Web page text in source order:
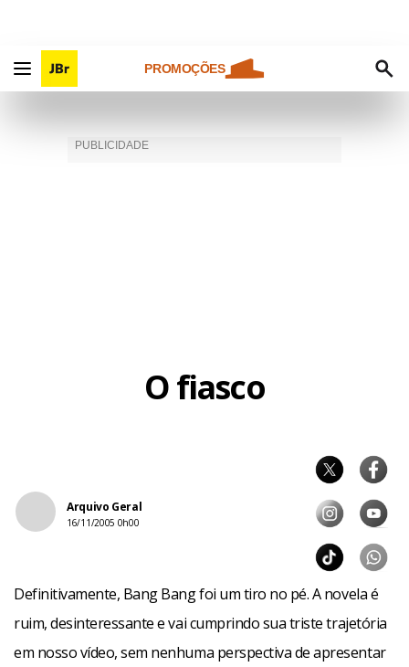
PROMOÇÕES
O fiasco
Arquivo Geral
16/11/2005 0h00
Definitivamente, Bang Bang foi um tiro no pé. A novela é
ruim, desinteressante e vai cumprindo sua triste trajetória
em nosso vídeo, sem nenhuma perspectiva de apresentar